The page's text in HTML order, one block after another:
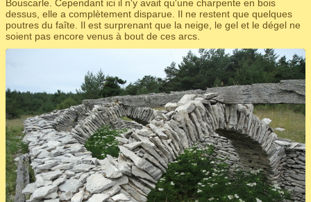
Bouscarle. Cependant ici il n'y avait qu'une charpente en bois
dessus, elle a complètement disparue. Il ne restent que quelques
poutres du faîte. Il est surprenant que la neige, le gel et le dégel ne
soient pas encore venus à bout de ces arcs.